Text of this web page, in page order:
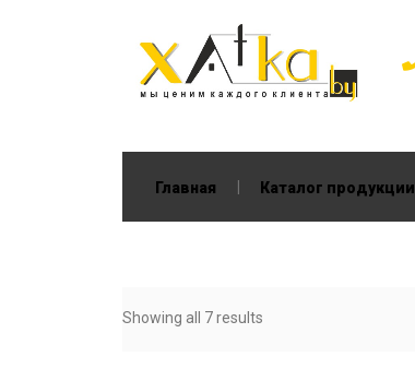
Главная Каталог продукции
Showing all 7 results